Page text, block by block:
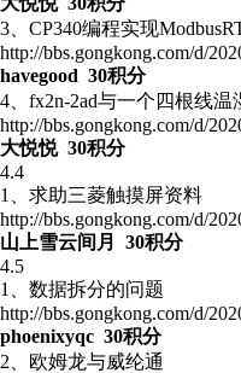
3、CP340编程实现
http://bbs.gongkong.com/d/
havegood 30积分
4、fx2n-2ad与一个四根线
http://bbs.gongkong.com/d/
大悦悦 30积分
4.4
1、求助三菱触摸屏资料
http://bbs.gongkong.com/d/
山上雪云间月 30积分
4.5
1、数据拆分的问题
http://bbs.gongkong.com/d/
phoenixyqc 30积分
2、欧姆龙与威纶通